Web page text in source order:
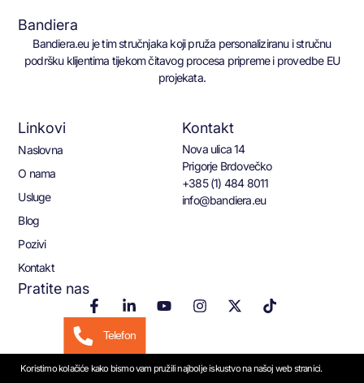
Koristimo kolačiće kako bismo vam pružili najbolje iskustvo na našoj web stranici.
Bandiera
Bandiera.eu je tim stručnjaka koji pruža personaliziranu i stručnu
podršku klijentima tijekom čitavog procesa pripreme i provedbe EU
projekata.
Linkovi
Naslovna
O nama
Usluge
Blog
Pozivi
Kontakt
Kontakt
Nova ulica 14
Prigorje Brdovečko
+385 (1) 484 8011
info@bandiera.eu
Pratite nas
Telefon
Email